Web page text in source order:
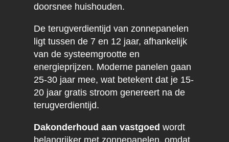
doorsnee huishouden.
De terugverdientijd van zonnepanelen
ligt tussen de 7 en 12 jaar, afhankelijk
van de systeemgrootte en
energieprijzen. Moderne panelen gaan
25-30 jaar mee, wat betekent dat je 15-
20 jaar gratis stroom genereert na de
terugverdientijd.
Dakonderhoud aan vastgoed wordt